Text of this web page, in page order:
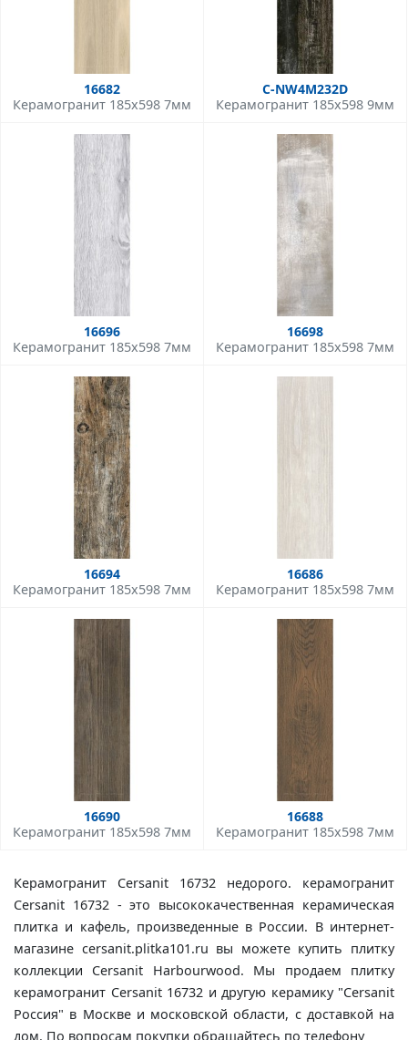
16682
Керамогранит 185x598 7мм
C-NW4M232D
Керамогранит 185x598 9мм
16696
Керамогранит 185x598 7мм
16698
Керамогранит 185x598 7мм
16694
Керамогранит 185x598 7мм
16686
Керамогранит 185x598 7мм
16690
Керамогранит 185x598 7мм
16688
Керамогранит 185x598 7мм
Керамогранит Cersanit 16732 недорого. керамогранит
Cersanit 16732 - это высококачественная керамическая
плитка и кафель, произведенные в России. В интернет-
магазине cersanit.plitka101.ru вы можете купить плитку
коллекции Cersanit Harbourwood. Мы продаем плитку
керамогранит Cersanit 16732 и другую керамику "Cersanit
Россия" в Москве и московской области, с доставкой на
дом. По вопросам покупки обращайтесь по телефону